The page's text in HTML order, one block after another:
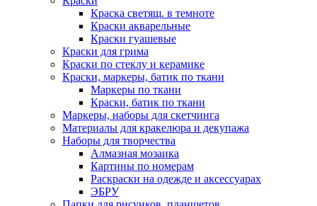
Краска светящ. в темноте
Краски акварельные
Краски гуашевые
Краски для грима
Краски по стеклу и керамике
Краски, маркеры, батик по ткани
Маркеры по ткани
Краски, батик по ткани
Маркеры, наборы для скетчинга
Материалы для кракелюра и декупажа
Наборы для творчества
Алмазная мозаика
Картины по номерам
Раскраски на одежде и аксессуарах
ЭБРУ